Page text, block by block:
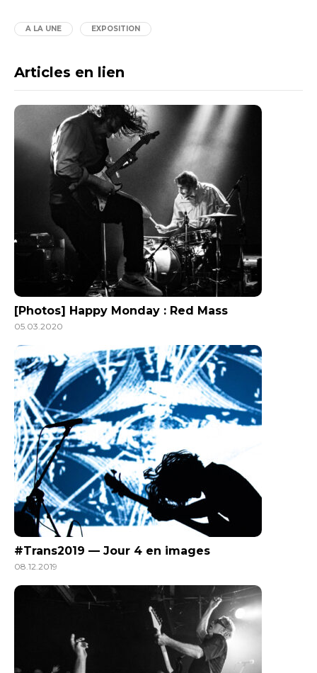
A LA UNE EXPOSITION
Articles en lien
[Photos] Happy Monday : Red Mass
05.03.2020
#Trans2019 — Jour 4 en images
08.12.2019